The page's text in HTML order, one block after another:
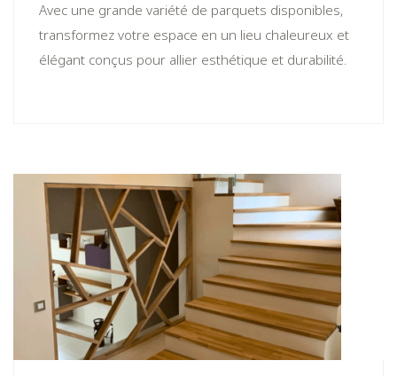
Avec une grande variété de parquets disponibles,
transformez votre espace en un lieu chaleureux et
élégant conçus pour allier esthétique et durabilité.